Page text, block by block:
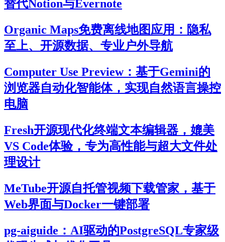
替代Notion与Evernote
Organic Maps免费离线地图应用：隐私
至上、开源数据、专业户外导航
Computer Use Preview：基于Gemini的
浏览器自动化智能体，实现自然语言操控
电脑
Fresh开源现代化终端文本编辑器，媲美
VS Code体验，专为高性能与超大文件处
理设计
MeTube开源自托管视频下载管家，基于
Web界面与Docker一键部署
pg-aiguide：AI驱动的PostgreSQL专家级